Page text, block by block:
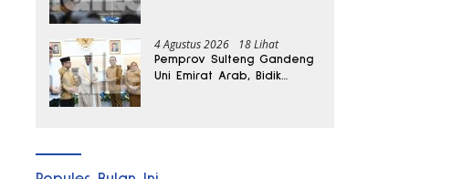
4 Agustus 2026 18 Lihat
Pemprov Sulteng Gandeng
Uni Emirat Arab, Bidik